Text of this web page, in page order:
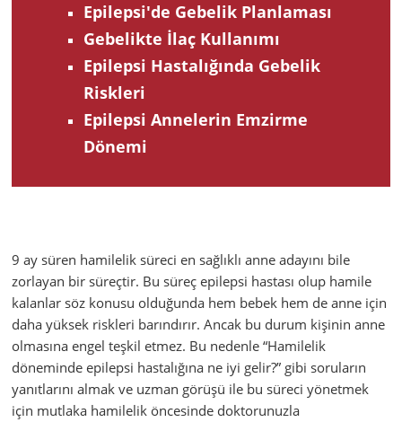
Epilepsi'de Gebelik Planlaması
Gebelikte İlaç Kullanımı
Epilepsi Hastalığında Gebelik
Riskleri
Epilepsi Annelerin Emzirme
Dönemi
9 ay süren hamilelik süreci en sağlıklı anne adayını bile
zorlayan bir süreçtir. Bu süreç epilepsi hastası olup hamile
kalanlar söz konusu olduğunda hem bebek hem de anne için
daha yüksek riskleri barındırır. Ancak bu durum kişinin anne
olmasına engel teşkil etmez. Bu nedenle “Hamilelik
döneminde epilepsi hastalığına ne iyi gelir?” gibi soruların
yanıtlarını almak ve uzman görüşü ile bu süreci yönetmek
için mutlaka hamilelik öncesinde doktorunuzla